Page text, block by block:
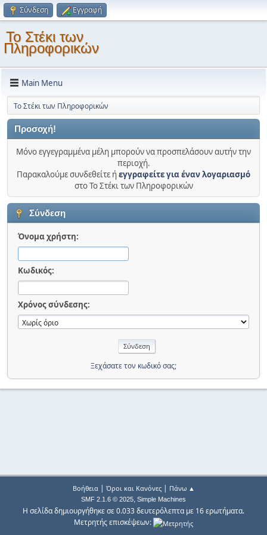
Σύνδεση Εγγραφή
Το Στέκι των
Πληροφορικών
Main Menu
Το Στέκι των Πληροφορικών
Προσοχή!
Μόνο εγγεγραμμένα μέλη μπορούν να προσπελάσουν αυτήν την
περιοχή.
Παρακαλούμε συνδεθείτε ήεγγραφείτε για έναν λογαριασμό
στο Το Στέκι των Πληροφορικών
Σύνδεση
Όνομα χρήστη:
Κωδικός:
Χρόνος σύνδεσης:
Ξεχάσατε τον κωδικό σας;
Βοήθεια| Όροι και Κανόνες| Πάνω ▲
SMF 2.1.6 © 2025, Simple Machines
Η σελίδα δημιουργήθηκε σε 0.033 δευτερόλεπτα με 16 ερωτήματα.
Μετρητής επισκέψεων: